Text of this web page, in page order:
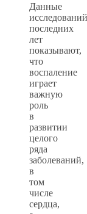
Данные
исследований
последних
лет
показывают,
что
воспаление
играет
важную
роль
в
развитии
целого
ряда
заболеваний,
в
том
числе
сердца,